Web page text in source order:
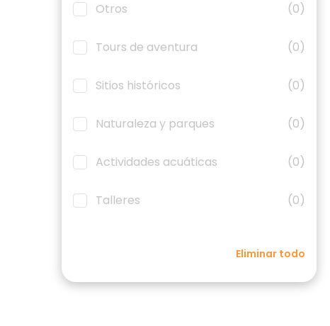
Otros (0)
Tours de aventura (0)
Sitios históricos (0)
Naturaleza y parques (0)
Actividades acuáticas (0)
Talleres (0)
Eliminar todo